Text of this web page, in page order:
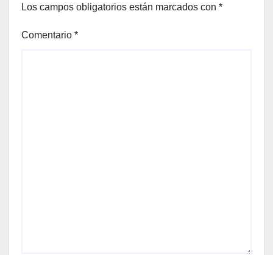
Los campos obligatorios están marcados con *
Comentario *